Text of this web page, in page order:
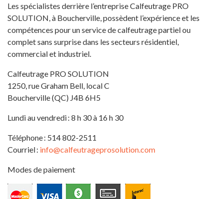
Les spécialistes derrière l’entreprise Calfeutrage PRO
SOLUTION, à Boucherville, possèdent l’expérience et les
compétences pour un service de calfeutrage partiel ou
complet sans surprise dans les secteurs résidentiel,
commercial et industriel.
Calfeutrage PRO SOLUTION
1250, rue Graham Bell, local C
Boucherville (QC) J4B 6H5
Lundi au vendredi : 8 h 30 à 16 h 30
Téléphone : 514 802-2511
Courriel : info@calfeutrageprosolution.com
Modes de paiement